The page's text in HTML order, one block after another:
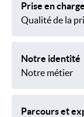
Prise en
Qualité de la
Notre identité
Notre métier
Parcours et